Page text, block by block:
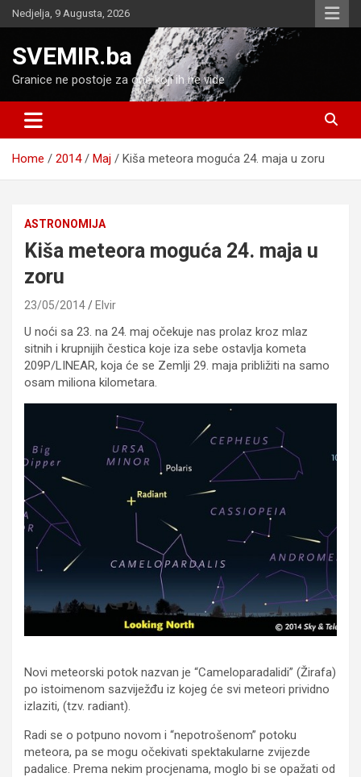
Skip
to
Nedjelja, 9 Augusta, 2026
SVEMIR.ba
Granice ne postoje za one koji ih ne vide
Home 2014 Maj Kiša meteora moguća 24. maja u zoru
ASTRONOMIJA
Kiša meteora moguća 24. maja u
zoru
23/05/2014 Elvir
U noći sa 23. na 24. maj očekuje nas prolaz kroz mlaz
sitnih i krupnijih čestica koje iza sebe ostavlja kometa
209P/LINEAR, koja će se Zemlji 29. maja približiti na samo
osam miliona kilometara.
Novi meteorski potok nazvan je “Cameloparadalidi” (Žirafa)
po istoimenom sazviježđu iz kojeg će svi meteori prividno
izlaziti, (tzv. radiant).
Radi se o potpuno novom i “nepotrošenom” potoku
meteora, pa se mogu očekivati spektakularne zvijezde
padalice. Prema nekim procjenama, moglo bi se opažati od